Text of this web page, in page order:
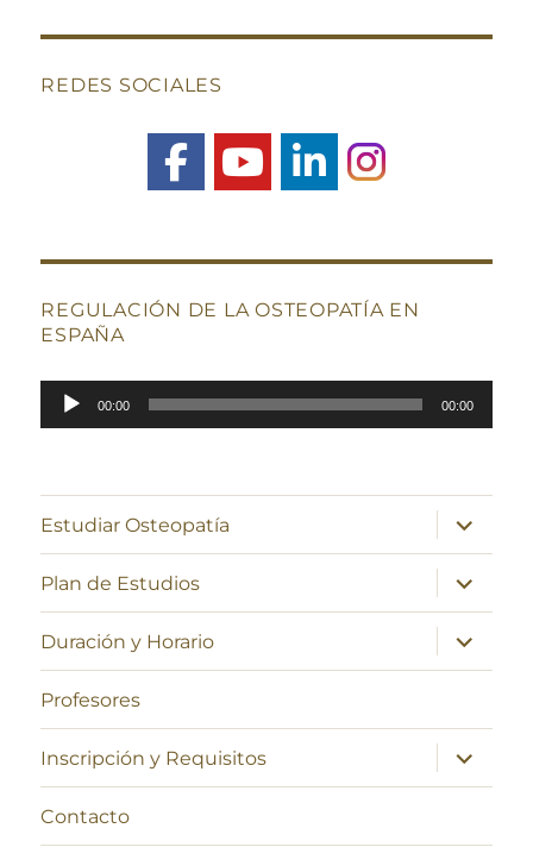
REDES SOCIALES
REGULACIÓN DE LA OSTEOPATÍA EN
ESPAÑA
Reproductor
de
00:00 00:00
Estudiar Osteopatía
expande
el
menú
inferior
Plan de Estudios
expande
el
menú
inferior
Duración y Horario
expande
el
menú
Profesores
Inscripción y Requisitos
expande
el
menú
Contacto